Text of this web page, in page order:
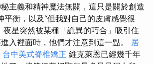
主義和精神魔法無關，這只是關於創造
平衡，以及“但我對自己的皮膚感覺很
星突然被某種「詭異的巧合」吸引住
入裡面時，他們才注意到這一點。 居
台中美式脊椎矯正 維克萊恩已經幾千年